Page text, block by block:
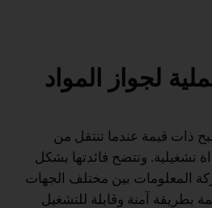
لجواز المواد
ذات قيمة عندما تنتقل من
تشغيلية. وتتضح فائدتها بشكل
المعلومات بين مختلف الجهات
بطريقة آمنة وقابلة للتشغيل